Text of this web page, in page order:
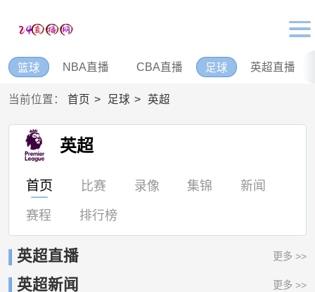
篮球 NBA直播 CBA直播 足球 英超直播
当前位置： 首页 足球 英超
英超
首页 比赛 录像 集锦 新闻
赛程 排行榜
英超直播 更多 >>
英超新闻 更多 >>